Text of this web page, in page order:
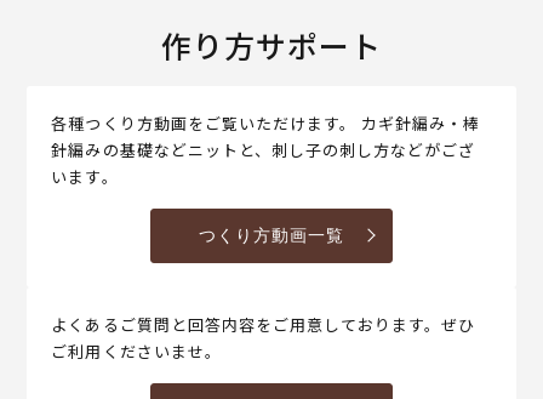
作り方サポート
各種つくり方動画をご覧いただけます。 カギ針編み・棒
針編みの基礎などニットと、刺し子の刺し方などがござ
います。
つくり方動画一覧
よくあるご質問と回答内容をご用意しております。ぜひ
ご利用くださいませ。